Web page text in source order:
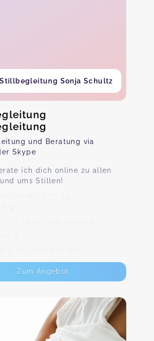
Stillbegleitung Sonja Schultz
und Beratung via
Skype
ich dich online zu allen
ums Stillen!
73, 25421
nach Vereinbarung
€
1 TeilnehmerInnen
Zum Angebot